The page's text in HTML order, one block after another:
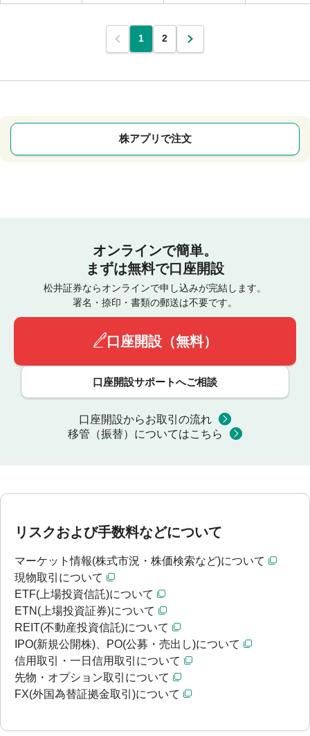
1 2
株アプリで注文
オンラインで簡単。
まずは無料で口座開設
松井証券ならオンラインで申し込みが完結します。
署名・捺印・書類の郵送は不要です。
口座開設（無料）
口座開設サポートへご相談
口座開設からお取引の流れ
移管（振替）についてはこちら
リスクおよび手数料などについて
マーケット情報(株式市況・株価検索など)について
現物取引について
ETF(上場投資信託)について
ETN(上場投資証券)について
REIT(不動産投資信託)について
IPO(新規公開株)、PO(公募・売出し)について
信用取引・一日信用取引について
先物・オプション取引について
FX(外国為替証拠金取引)について